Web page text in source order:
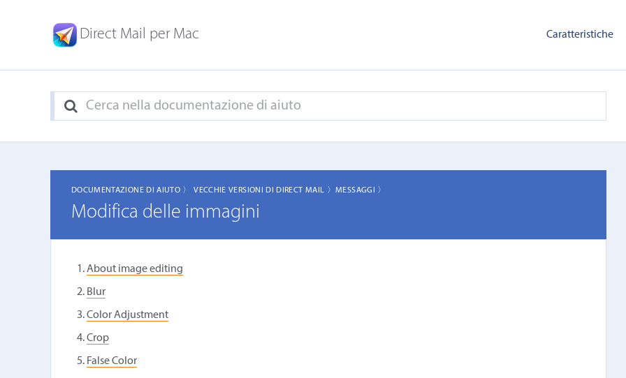
Direct Mail per Mac Caratteristiche
DOCUMENTAZIONE DI AIUTO 〉 VECCHIE VERSIONI DI DIRECT MAIL 〉MESSAGGI 〉
Modifica delle immagini
About image editing
Blur
Color Adjustment
Crop
False Color